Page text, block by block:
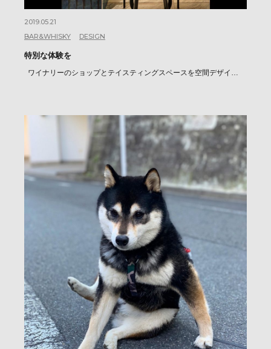
2019.05.21
BAR&WHISKY
DESIGN
特別な体験を
ワイナリーのショップとテイスティングスペースを空間デザイ…